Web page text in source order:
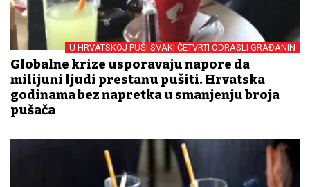
U HRVATSKOJ PUŠI SVAKI ČETVRTI ODRASLI GRAĐANIN
Globalne krize usporavaju napore da
milijuni ljudi prestanu pušiti. Hrvatska
godinama bez napretka u smanjenju broja
pušača